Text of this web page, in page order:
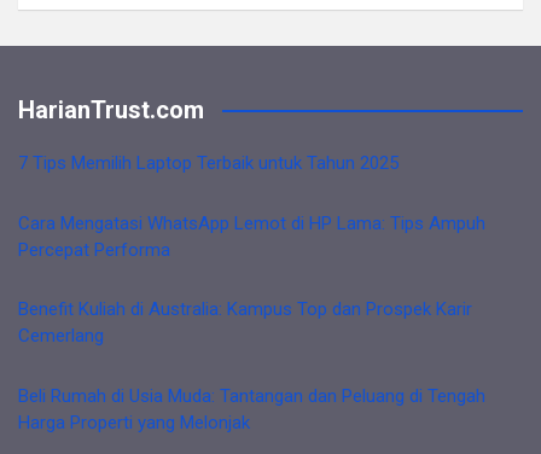
HarianTrust.com
7 Tips Memilih Laptop Terbaik untuk Tahun 2025
Cara Mengatasi WhatsApp Lemot di HP Lama: Tips Ampuh
Percepat Performa
Benefit Kuliah di Australia: Kampus Top dan Prospek Karir
Cemerlang
Beli Rumah di Usia Muda: Tantangan dan Peluang di Tengah
Harga Properti yang Melonjak